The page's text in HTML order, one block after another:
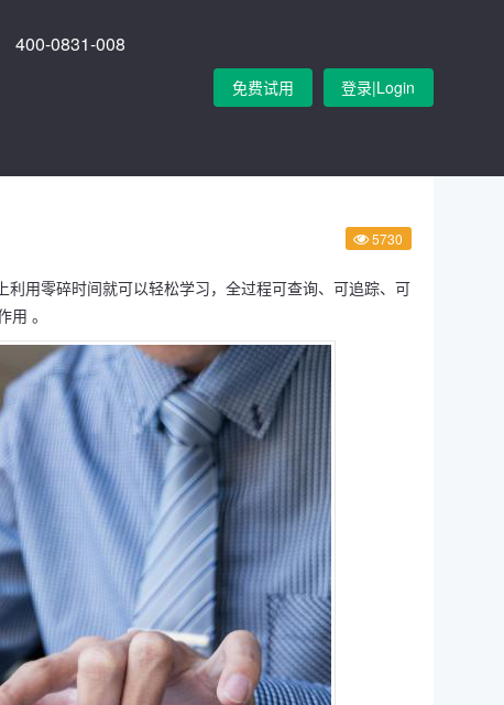
400-0831-008
免费试用
登录|Login
5730
用零碎时间就可以轻松学习，全过程可查询、可追踪、可
。